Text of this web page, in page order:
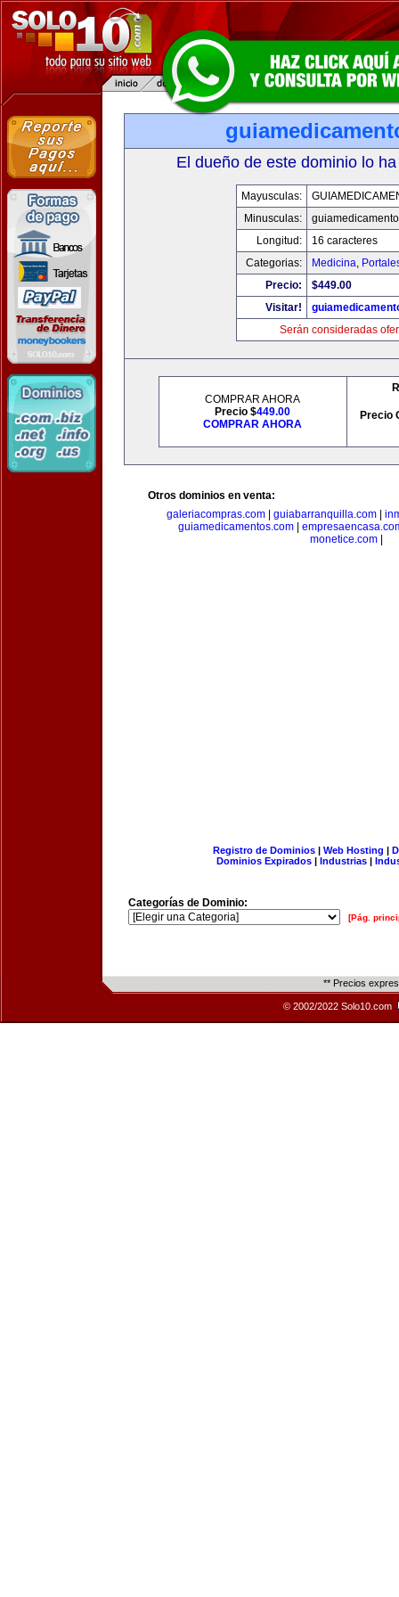
El dueño de este dominio lo
Mayusculas:
Minusculas:
Longitud:
16 caracteres
Categorias:
Medicina,
Precio:
$449.00
Visitar!
Serán consideradas
COMPRAR AHORA
Precio $449.00
COMPRAR AHORA
Precio
Otros dominios en venta:
galeriacompras.com
guiabarranquilla.com
guiamedicamentos.com|
monetice.com
Registro de Dominios| Web Hosting |
Dominios Expirados | Industrias |
Categorías de Dominio:
[Pág.
** Precios
© 2002/2022 Solo10.com